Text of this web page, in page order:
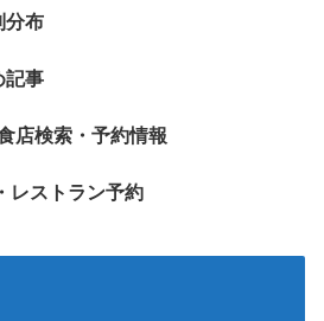
分布
記事
店検索・予約情報
ストラン予約